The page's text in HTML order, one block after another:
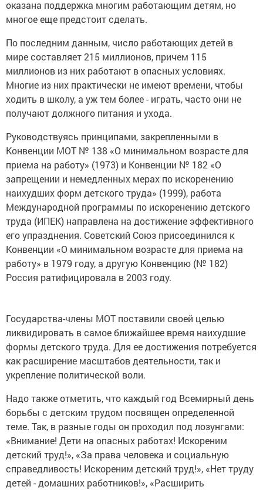
оказана поддержка многим работающим детям, но
многое еще предстоит сделать.
По последним данным, число работающих детей в
мире составляет 215 миллионов, причем 115
миллионов из них работают в опасных условиях.
Многие из них практически не имеют времени, чтобы
ходить в школу, а уж тем более - играть, часто они не
получают должного питания и ухода.
Руководствуясь принципами, закрепленными в
Конвенции МОТ № 138 «О минимальном возрасте для
приема на работу» (1973) и Конвенции № 182 «О
запрещении и немедленных мерах по искоренению
наихудших форм детского труда» (1999), работа
Международной программы по искоренению детского
труда (ИПЕК) направлена на достижение эффективного
его упразднения. Советский Союз присоединился к
Конвенции «О минимальном возрасте для приема на
работу» в 1979 году, а другую Конвенцию (№ 182)
Россия ратифицировала в 2003 году.
Государства-члены МОТ поставили своей целью
ликвидировать в самое ближайшее время наихудшие
формы детского труда. Для ее достижения потребуется
как расширение масштабов деятельности, так и
укрепление политической воли.
Надо также отметить, что каждый год Всемирный день
борьбы с детским трудом посвящен определенной
теме. Так, в разные годы он проходил под лозунгами:
«Внимание! Дети на опасных работах! Искореним
детский труд!», «За права человека и социальную
справедливость! Искореним детский труд!», «Нет труду
детей - домашних работников!», «Расширить